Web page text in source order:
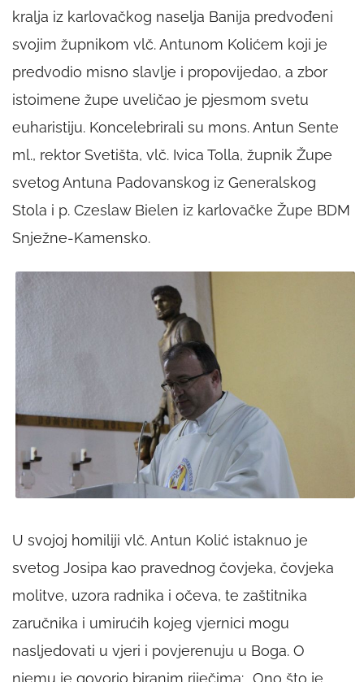
kralja iz karlovačkog naselja Banija predvođeni
svojim župnikom vlč. Antunom Kolićem koji je
predvodio misno slavlje i propovijedao, a zbor
istoimene župe uveličao je pjesmom svetu
euharistiju. Koncelebrirali su mons. Antun Sente
ml., rektor Svetišta, vlč. Ivica Tolla, župnik Župe
svetog Antuna Padovanskog iz Generalskog
Stola i p. Czeslaw Bielen iz karlovačke Župe BDM
Snježne-Kamensko.
U svojoj homiliji vlč. Antun Kolić istaknuo je
svetog Josipa kao pravednog čovjeka, čovjeka
molitve, uzora radnika i očeva, te zaštitnika
zaručnika i umirućih kojeg vjernici mogu
nasljedovati u vjeri i povjerenuju u Boga. O
njemu je govorio biranim riječima: „Ono što je